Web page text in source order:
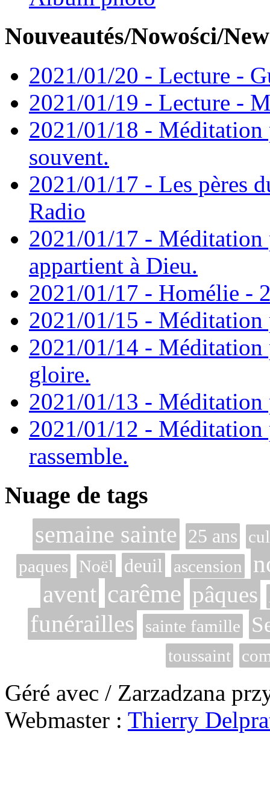
Nouveautés/Nowości/
2021/01/20 - Lecture -
2021/01/19 - Lecture -
2021/01/18 - Méditation
souvent.
2021/01/17 - Les pères
Radio
2021/01/17 - Méditation
appartient à Dieu.
2021/01/17 - Homélie -
2021/01/15 - Méditation
2021/01/14 - Méditation
gloire.
2021/01/13 - Méditation
2021/01/12 - Méditation
rassemble.
Nuage de tags
semaine sainte 25 ans
paques
Noël deuil ascension
avent carême pâques
funérailles sainte famille
toussaint
Géré avec / Zarzadzana
Webmaster : Thierry